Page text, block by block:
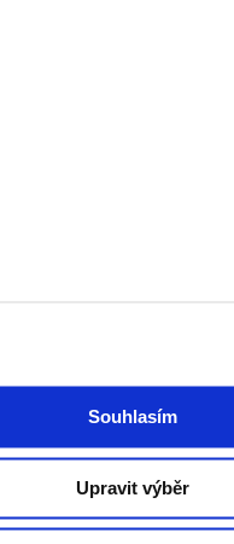
Souhlasím
Upravit výběr